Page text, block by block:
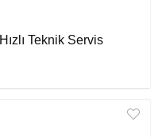
Teknik Servis